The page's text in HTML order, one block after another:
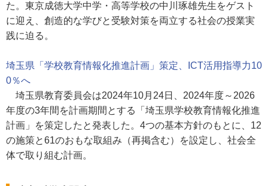
た。東京成徳大学中学・高等学校の中川琢雄先生をゲスト
に迎え、創造的な学びと受験対策を両立する社会の授業実
践に迫る。
埼玉県「学校教育情報化推進計画」策定、ICT活用指導力10
0％へ
埼玉県教育委員会は2024年10月24日、2024年度～2026
年度の3年間を計画期間とする「埼玉県学校教育情報化推進
計画」を策定したと発表した。4つの基本方針のもとに、12
の施策と61のおもな取組み（再掲含む）を設定し、社会全
体で取り組む計画。